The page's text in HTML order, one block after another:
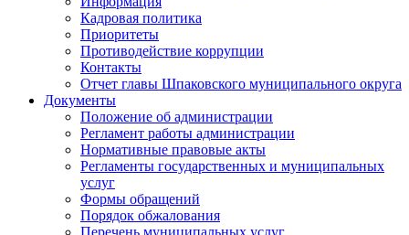
Кадровая политика
Приоритеты
Противодействие коррупции
Контакты
Отчет главы Шпаковского муниципального округа
Документы
Положение об администрации
Регламент работы администрации
Нормативные правовые акты
Регламенты государственных и муниципальных
услуг
Формы обращений
Порядок обжалования
Перечень муниципальных услуг